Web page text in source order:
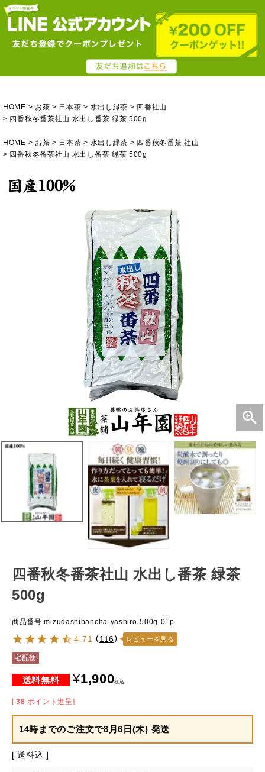
HOME お茶 日本茶 水出し緑茶
四番社山
四番秋冬番茶社山 水出し番茶 緑茶 500g
HOME お茶 日本茶 水出し緑茶
四番秋冬番茶 社山
四番秋冬番茶社山 水出し番茶 緑茶 500g
四番秋冬番茶社山 水出し番茶 緑茶
500g
商品番号 mizudashibancha-yashiro-500g-01p
4.71 （116） レビューを見る
宅配便
¥1,900税込
[ 38 ポイント進呈]
14時までのご注文で8月6日(木) 発送
送料込